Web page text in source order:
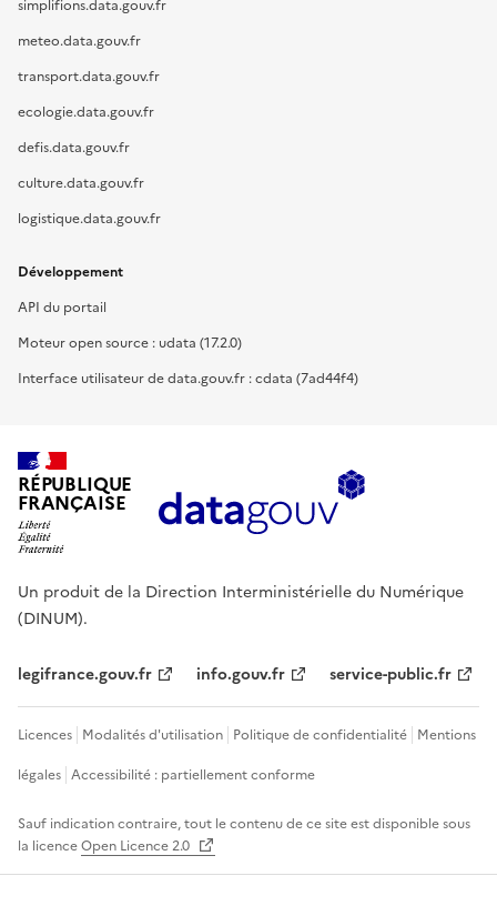
simplifions.data.gouv.fr
meteo.data.gouv.fr
transport.data.gouv.fr
ecologie.data.gouv.fr
defis.data.gouv.fr
culture.data.gouv.fr
logistique.data.gouv.fr
Développement
API du portail
Moteur open source : udata (17.2.0)
Interface utilisateur de data.gouv.fr : cdata (7ad44f4)
RÉPUBLIQUE
FRANÇAISE
Un produit de la Direction Interministérielle du Numérique
(DINUM).
legifrance.gouv.fr info.gouv.fr service-public.fr
Licences Modalités d'utilisation Politique de confidentialité Mentions
légales Accessibilité : partiellement conforme
Sauf indication contraire, tout le contenu de ce site est disponible sous
la licenceOpen Licence 2.0